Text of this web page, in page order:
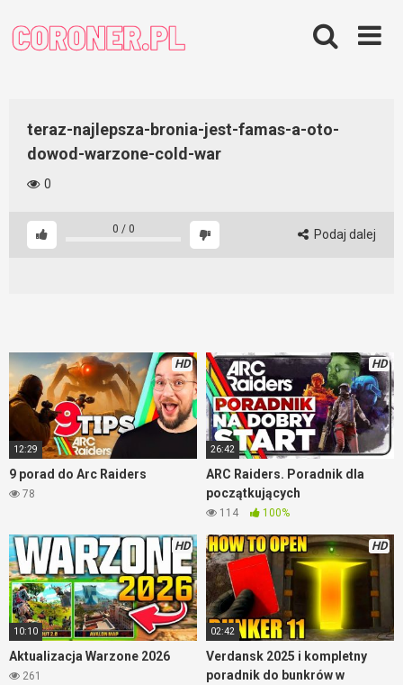
content
teraz-najlepsza-bronia-jest-famas-a-oto-
dowod-warzone-cold-war
0
0 / 0 Podaj dalej
HD
12:29
9 porad do Arc Raiders
78
HD
26:42
ARC Raiders. Poradnik dla
początkujących
114 100%
HD
10:10
Aktualizacja Warzone 2026
261
HD
02:42
Verdansk 2025 i kompletny
poradnik do bunkrów w